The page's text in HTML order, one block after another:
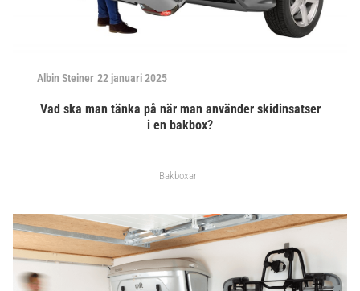
Albin Steiner 22 januari 2025
Vad ska man tänka på när man använder skidinsatser
i en bakbox?
Bakboxar